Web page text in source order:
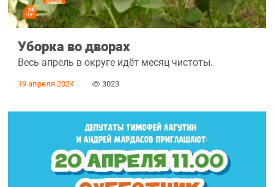
Уборка во дворах
Весь апрель в округе идёт месяц чистоты.
19 апреля 2024 3023